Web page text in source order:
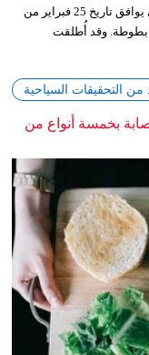
في الاحتفال بيوم السياحة العربي لعام 2026، والذي يوافق تاريخ 25 فبراير من
بطوطة. وقد أُطلقت
من التحقيقات السياحية
بخمسة أنواع من